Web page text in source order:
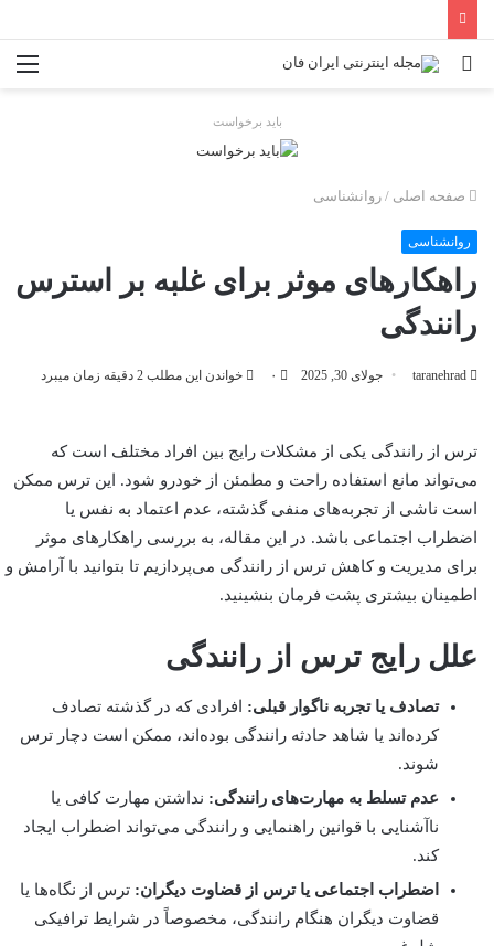
جستجو
باید برخواست
صفحه اصلی / روانشناسی
روانشناسی
راهکارهای موثر برای غلبه بر استرس
رانندگی
taranehrad جولای 30, 2025 ۰ خواندن این مطلب 2 دقیقه زمان میبرد
ترس از رانندگی یکی از مشکلات رایج بین افراد مختلف است که
می‌تواند مانع استفاده راحت و مطمئن از خودرو شود. این ترس ممکن
است ناشی از تجربه‌های منفی گذشته، عدم اعتماد به نفس یا
اضطراب اجتماعی باشد. در این مقاله، به بررسی راهکارهای موثر
برای مدیریت و کاهش ترس از رانندگی می‌پردازیم تا بتوانید با آرامش و
اطمینان بیشتری پشت فرمان بنشینید.
علل رایج ترس از رانندگی
تصادف یا تجربه ناگوار قبلی: افرادی که در گذشته تصادف
کرده‌اند یا شاهد حادثه رانندگی بوده‌اند، ممکن است دچار ترس
شوند.
عدم تسلط به مهارت‌های رانندگی: نداشتن مهارت کافی یا
ناآشنایی با قوانین راهنمایی و رانندگی می‌تواند اضطراب ایجاد
کند.
اضطراب اجتماعی یا ترس از قضاوت دیگران: ترس از نگاه‌ها یا
قضاوت دیگران هنگام رانندگی، مخصوصاً در شرایط ترافیکی